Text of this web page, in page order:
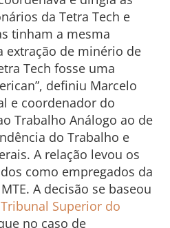
da Tetra Tech e
tinham a mesma
extração de minério de
Tech fosse uma
definiu Marcelo
e coordenador do
Trabalho Análogo ao de
do Trabalho e
A relação levou os
como empregados da
A decisão se baseou
Superior do
no caso de